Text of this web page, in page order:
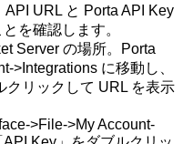
URL と Porta API Key
を確認します。
Server の場所。Porta
>Integrations に移動し、
クリックして URL を表示
>File->My Account-